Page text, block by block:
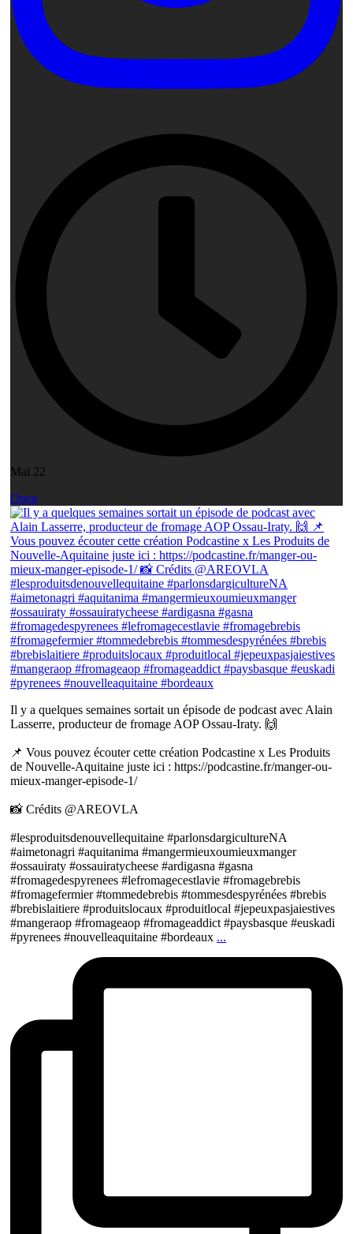
Mai 22
Open
Il y a quelques semaines sortait un épisode de podcast avec Alain
Lasserre, producteur de fromage AOP Ossau-Iraty. 🙌
📌 Vous pouvez écouter cette création Podcastine x Les Produits
de Nouvelle-Aquitaine juste ici : https://podcastine.fr/manger-ou-
mieux-manger-episode-1/
📸 Crédits @AREOVLA
#lesproduitsdenouvellequitaine #parlonsdargicultureNA
#aimetonagri #aquitanima #mangermieuxoumieuxmanger
#ossauiraty #ossauiratycheese #ardigasna #gasna
#fromagedespyrenees #lefromagecestlavie #fromagebrebis
#fromagefermier #tommedebrebis #tommesdespyrénées #brebis
#brebislaitiere #produitslocaux #produitlocal #jepeuxpasjaiestives
#mangeraop #fromageaop #fromageaddict #paysbasque #euskadi
#pyrenees #nouvelleaquitaine #bordeaux ...